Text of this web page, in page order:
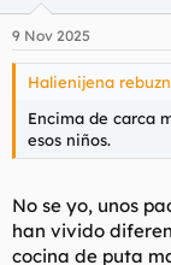
e
s
9 Nov 2025
Halienijena
Encima de carca
esos niños.
No se yo, unos
han vivido
cocina de puta